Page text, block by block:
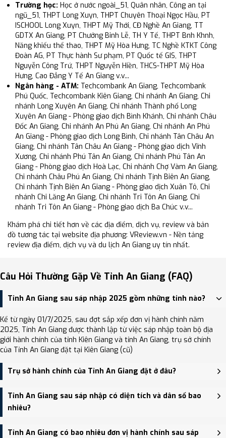
Trường học: Học ở nước ngoài_51, Quân nhân, Công an tại
ngũ_51, THPT Long Xuyn, THPT Chuyên Thoại Ngọc Hầu, PT
ISCHOOL Long Xuyn, THPT Mỹ Thới, CĐ Nghề An Giang, TT
GDTX An Giang, PT Chưởng Binh Lễ, TH Y Tế, THPT Bnh Khnh,
Năng khiếu thể thao, THPT Mỹ Hòa Hưng, TC Nghề KTKT Công
Đoàn AG, PT Thực hành Sư phạm, PT Quốc tế GIS, THPT
Nguyễn Công Trứ, THPT Nguyễn Hiền, THCS-THPT Mỹ Hòa
Hưng, Cao Đẳng Y Tế An Giang v.v...
Ngân hàng - ATM: Techcombank An Giang, Techcombank
Phú Quốc, Techcombank Kiên Giang, Chi nhánh An Giang, Chi
nhánh Long Xuyên An Giang, Chi nhánh Thành phố Long
Xuyên An Giang - Phòng giao dịch Bình Khánh, Chi nhánh Châu
Đốc An Giang, Chi nhánh An Phú An Giang, Chi nhánh An Phú
An Giang - Phòng giao dịch Long Bình, Chi nhánh Tân Châu An
Giang, Chi nhánh Tân Châu An Giang - Phòng giao dịch Vĩnh
Xương, Chi nhánh Phú Tân An Giang, Chi nhánh Phú Tân An
Giang - Phòng giao dịch Hoà Lạc, Chi nhánh Chợ Vàm An Giang,
Chi nhánh Châu Phú An Giang, Chi nhánh Tịnh Biên An Giang,
Chi nhánh Tịnh Biên An Giang - Phòng giao dịch Xuân Tô, Chi
nhánh Chi Lăng An Giang, Chi nhánh Tri Tôn An Giang, Chi
nhánh Tri Tôn An Giang - Phòng giao dịch Ba Chúc v.v...
Khám phá chi tiết hơn về các địa điểm, dịch vụ, review và bản
đồ tương tác tại website địa phương: VReview.vn - Nền tảng
review địa điểm, dịch vụ và du lịch An Giang uy tín nhất.
Câu Hỏi Thường Gặp Về Tỉnh An Giang (FAQ)
Tỉnh An Giang sau sáp nhập 2025 gồm những tỉnh nào?
Kể từ ngày 01/7/2025, sau đợt sắp xếp đơn vị hành chính năm
2025, Tỉnh An Giang được thành lập từ việc sáp nhập toàn bộ địa
giới hành chính của tỉnh Kiên Giang và tỉnh An Giang, trụ sở chính
của Tỉnh An Giang đặt tại Kiên Giang (cũ)
Trụ sở hành chính của Tỉnh An Giang đặt ở đâu?
Sau sáp nhập, trụ sở chính của Tỉnh An Giang đặt tại Kiên Giang
(cũ) - là trung tâm hành chính, kinh tế và du lịch lớn của vùng.
Tỉnh An Giang sau sáp nhập có diện tích và dân số bao
nhiêu?
Tỉnh An Giang sau sáp nhập có Diện tích: 9,888.91 km², Dân số:
Tỉnh An Giang có bao nhiêu đơn vị hành chính sau sáp